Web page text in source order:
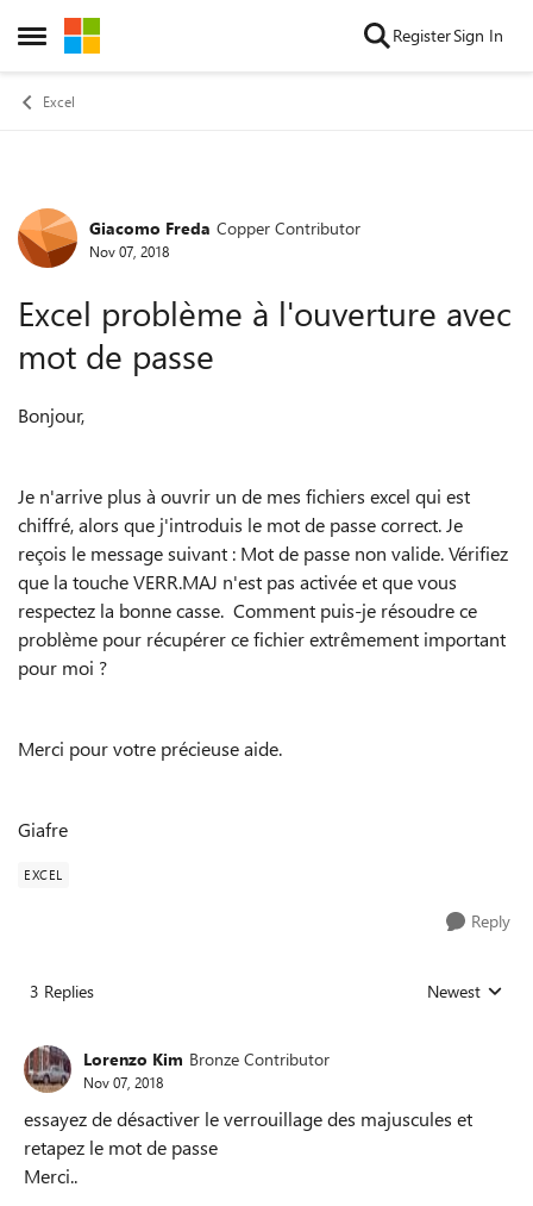
Open Side Menu
Skip to content RegisterSign In
Excel
Forum Discussion
Giacomo Freda Copper Contributor
Nov 07, 2018
Excel problème à l'ouverture avec
mot de passe
Bonjour,
Je n'arrive plus à ouvrir un de mes fichiers excel qui est
chiffré, alors que j'introduis le mot de passe correct. Je
reçois le message suivant : Mot de passe non valide. Vérifiez
que la touche VERR.MAJ n'est pas activée et que vous
respectez la bonne casse. Comment puis-je résoudre ce
problème pour récupérer ce fichier extrêmement important
pour moi ?
Merci pour votre précieuse aide.
Giafre
EXCEL
Reply
3 Replies Replies sorted
Newest
Lorenzo Kim Bronze Contributor
Nov 07, 2018
essayez de désactiver le verrouillage des majuscules et
retapez le mot de passe
Merci..